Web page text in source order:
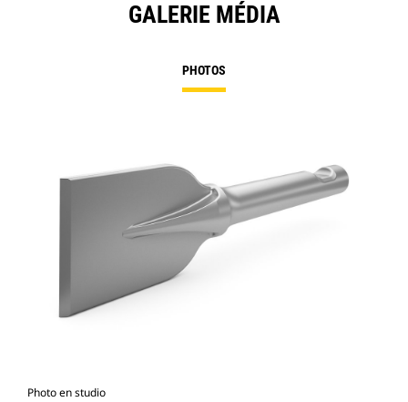
GALERIE MÉDIA
PHOTOS
Photo en studio